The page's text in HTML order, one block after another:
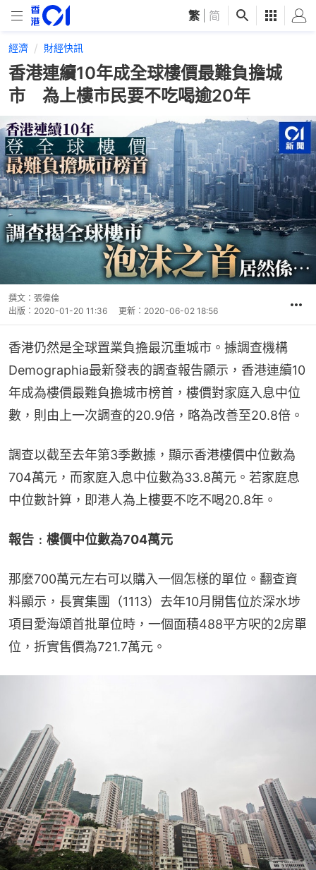
繁 简
經濟 財經快訊
香港連續10年成全球樓價最難負擔城
市 為上樓市民要不吃喝逾20年
撰文： 張偉倫
出版： 2020-01-20 11:36 更新： 2020-06-02 18:56
香港仍然是全球置業負擔最沉重城市。據調查機構
Demographia最新發表的調查報告顯示，香港連續10
年成為樓價最難負擔城市榜首，樓價對家庭入息中位
數，則由上一次調查的20.9倍，略為改善至20.8倍。
調查以截至去年第3季數據，顯示香港樓價中位數為
704萬元，而家庭入息中位數為33.8萬元。若家庭息
中位數計算，即港人為上樓要不吃不喝20.8年。
報告﹕樓價中位數為704萬元
那麼700萬元左右可以購入一個怎樣的單位。翻查資
料顯示，長實集團（1113）去年10月開售位於深水埗
項目愛海頌首批單位時，一個面積488平方呎的2房單
位，折實售價為721.7萬元。